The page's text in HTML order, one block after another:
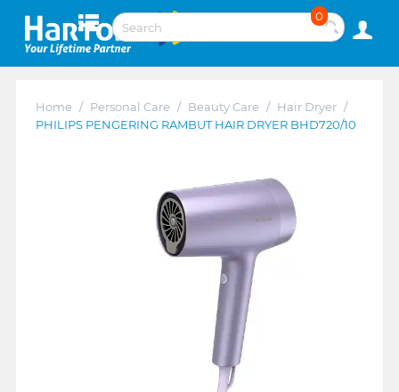
0
Home / Personal Care / Beauty Care / Hair Dryer /
PHILIPS PENGERING RAMBUT HAIR DRYER BHD720/10